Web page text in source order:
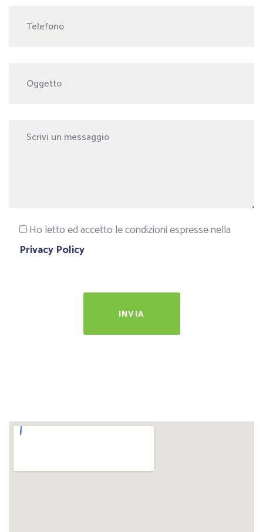
Ho letto ed accetto le condizioni espresse nella
Privacy Policy
INVIA